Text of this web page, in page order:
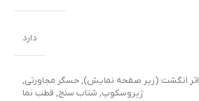
دارد
اثر انگشت (زیر صفحه نمایش),حسگر مجاورتی,
ژیروسکوپ, شتاب سنج, قطب نما